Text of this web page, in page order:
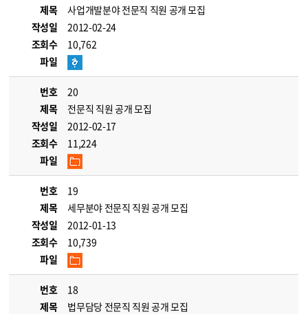
제목
사업개발분야 전문직 직원 공개 모집
작성일
2012-02-24
조회수
10,762
파일
번호
20
제목
전문직 직원 공개 모집
작성일
2012-02-17
조회수
11,224
파일
번호
19
제목
세무분야 전문직 직원 공개 모집
작성일
2012-01-13
조회수
10,739
파일
번호
18
제목
법무담당 전문직 직원 공개 모집